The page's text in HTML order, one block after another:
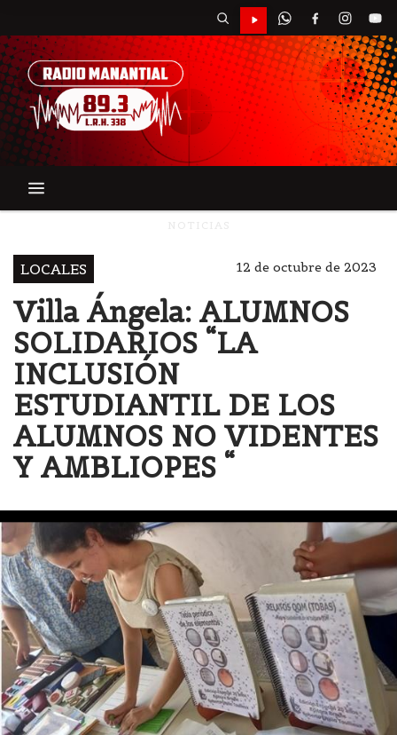
LOCALES 12 de octubre de 2023
Villa Ángela: ALUMNOS
SOLIDARIOS “LA
INCLUSIÓN
ESTUDIANTIL DE LOS
ALUMNOS NO VIDENTES
Y AMBLIOPES “